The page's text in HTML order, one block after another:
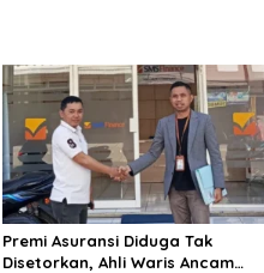
Premi Asuransi Diduga Tak
Disetorkan, Ahli Waris Ancam